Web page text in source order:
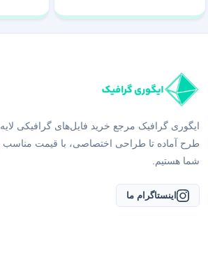
ایگوری گرافیک مرجع خرید فایل‌های گرافیکی
طرح آماده تا طراحی اختصاصی، با قیمت مناسب
شما هستیم.
اینستاگرام ما